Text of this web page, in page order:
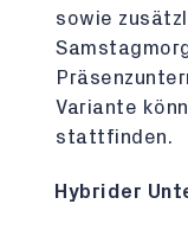
sowie
Variante
stattfinden.
Hybrider